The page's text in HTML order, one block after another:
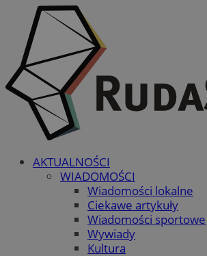
AKTUALNOŚCI
WIADOMOŚCI
Wiadomości lokalne
Ciekawe artykuły
Wiadomości sportowe
Wywiady
Kultura